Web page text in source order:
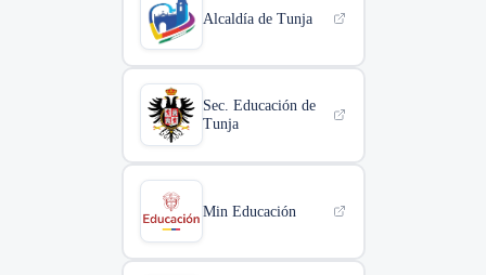
Alcaldía de Tunja
Sec. Educación de
Tunja
Min Educación